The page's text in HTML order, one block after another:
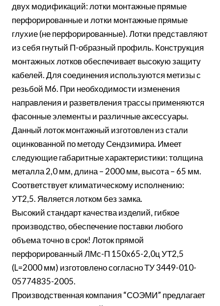
двух модификаций: лотки монтажные прямые
перфорированные и лотки монтажные прямые
глухие (не перфорированные). Лотки представляют
из себя гнутый П-образный профиль. Конструкция
монтажных лотков обеспечивает высокую защиту
кабелей. Для соединения используются метизы с
резьбой М6. При необходимости изменения
направления и разветвления трассы применяются
фасонные элементы и различные аксессуары.
Данный лоток монтажный изготовлен из стали
оцинкованной по методу Сендзимира. Имеет
следующие габаритные характеристики: толщина
металла 2,0 мм, длина – 2000 мм, высота – 65 мм.
Соответствует климатическому исполнению:
УТ2,5. Является лотком без замка.
Высокий стандарт качества изделий, гибкое
производство, обеспечение поставки любого
объема точно в срок! Лоток прямой
перфорированный ЛМс-П 150х65-2,0ц УТ2,5
(L=2000 мм) изготовлено согласно ТУ 3449-010-
05774835-2005.
Производственная компания “СОЭМИ” предлагает